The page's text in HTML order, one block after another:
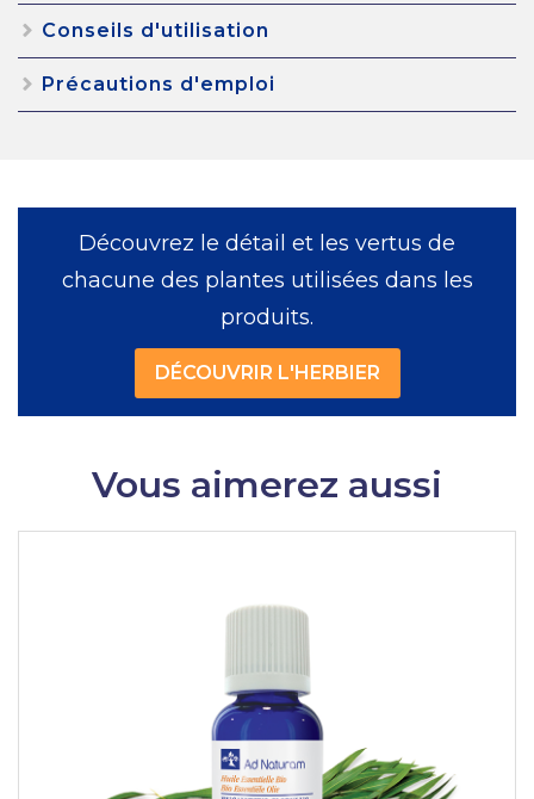
Conseils d'utilisation
Précautions d'emploi
Découvrez le détail et les vertus de
chacune des plantes utilisées dans les
produits.
DÉCOUVRIR L'HERBIER
Vous aimerez aussi